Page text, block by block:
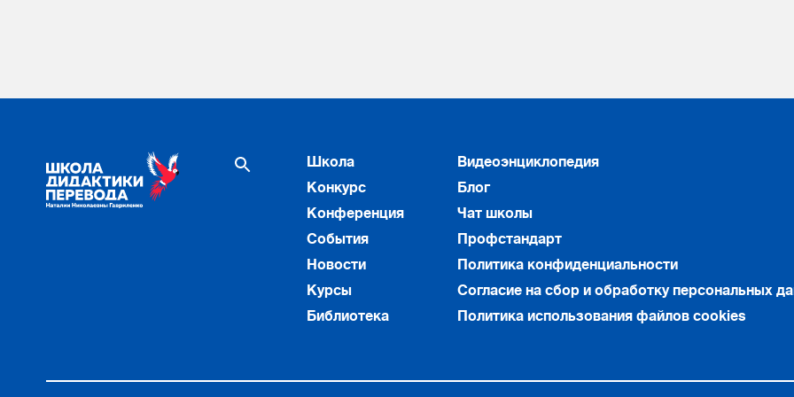
Школа
Конкурс
Конференция
События
Новости
Курсы
Библиотека
Видеоэнциклопедия
Блог
Чат школы
Профстандарт
Политика конфиденциальности
Согласие на сбор и обработку персональных
Политика использования файлов cookies